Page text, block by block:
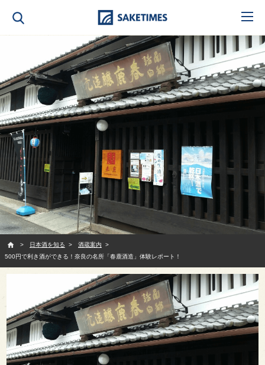
日本酒を知る
酒蔵案内
500円で利き酒ができる！奈良の名所「春鹿酒造」体験レポート！